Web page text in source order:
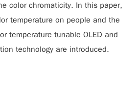
color chromaticity. In this paper,
temperature on people and the
temperature tunable OLED and
technology are introduced.